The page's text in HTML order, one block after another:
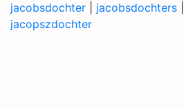
jacobsdochter
jacobsdochters
jacopszdochter